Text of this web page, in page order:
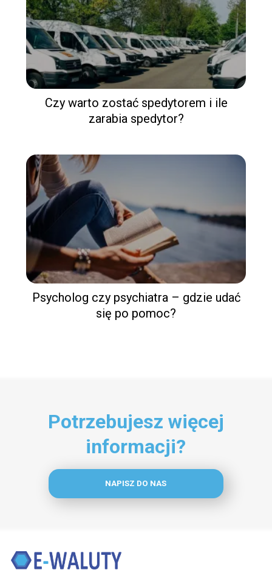
Czy warto zostać spedytorem i ile
zarabia spedytor?
Psycholog czy psychiatra – gdzie udać
się po pomoc?
Potrzebujesz więcej
informacji?
NAPISZ DO NAS